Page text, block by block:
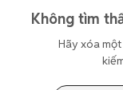
Không tìm
Hãy xóa